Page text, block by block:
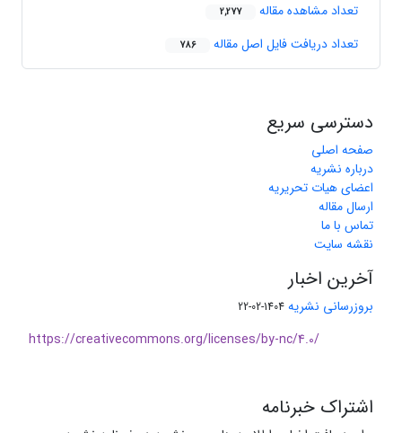
تعداد مشاهده مقاله 2,277
تعداد دریافت فایل اصل مقاله 786
دسترسی سریع
صفحه اصلی
درباره نشریه
اعضای هیات تحریریه
ارسال مقاله
تماس با ما
نقشه سایت
آخرین اخبار
بروزرسانی نشریه 1404-02-22
https://creativecommons.org/licenses/by-nc/4.0/
اشتراک خبرنامه